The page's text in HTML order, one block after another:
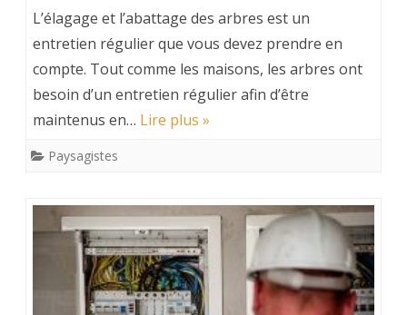
L’élagage et l’abattage des arbres est un
entretien régulier que vous devez prendre en
compte. Tout comme les maisons, les arbres ont
besoin d’un entretien régulier afin d’être
maintenus en… Lire plus »
Paysagistes